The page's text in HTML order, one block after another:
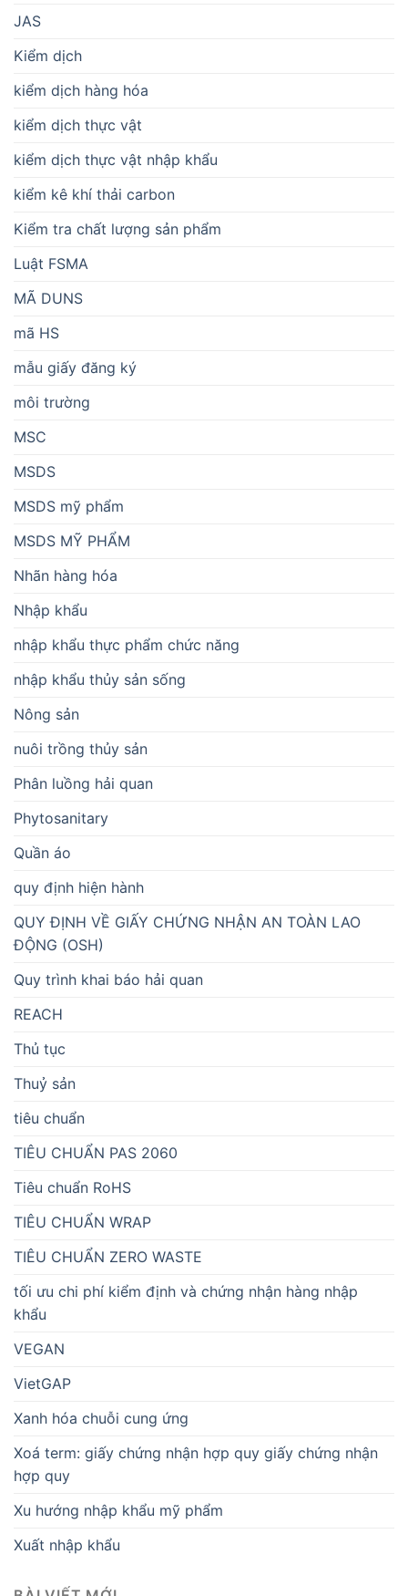
JAS
Kiểm dịch
kiểm dịch hàng hóa
kiểm dịch thực vật
kiểm dịch thực vật nhập khẩu
kiểm kê khí thải carbon
Kiểm tra chất lượng sản phẩm
Luật FSMA
MÃ DUNS
mã HS
mẫu giấy đăng ký
môi trường
MSC
MSDS
MSDS mỹ phẩm
MSDS MỸ PHẨM
Nhãn hàng hóa
Nhập khẩu
nhập khẩu thực phẩm chức năng
nhập khẩu thủy sản sống
Nông sản
nuôi trồng thủy sản
Phân luồng hải quan
Phytosanitary
Quần áo
quy định hiện hành
QUY ĐỊNH VỀ GIẤY CHỨNG NHẬN AN TOÀN LAO
ĐỘNG (OSH)
Quy trình khai báo hải quan
REACH
Thủ tục
Thuỷ sản
tiêu chuẩn
TIÊU CHUẨN PAS 2060
Tiêu chuẩn RoHS
TIÊU CHUẨN WRAP
TIÊU CHUẨN ZERO WASTE
tối ưu chi phí kiểm định và chứng nhận hàng nhập
khẩu
VEGAN
VietGAP
Xanh hóa chuỗi cung ứng
Xoá term: giấy chứng nhận hợp quy giấy chứng nhận
hợp quy
Xu hướng nhập khẩu mỹ phẩm
Xuất nhập khẩu